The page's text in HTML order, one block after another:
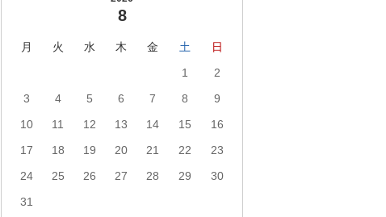
8
月 火 水 木 金 土
日
1
2
3
4 5 6 7 8
9
10
11 12 13 14 15
16
17
18 19 20 21 22
23
24
25 26 27 28 29
30
31